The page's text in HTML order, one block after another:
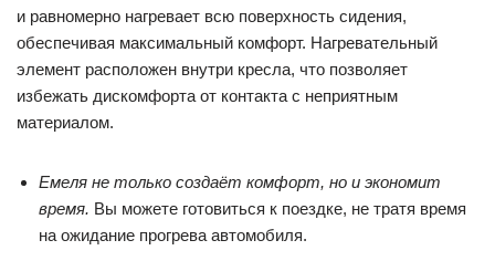
и равномерно нагревает всю поверхность сидения,
обеспечивая максимальный комфорт. Нагревательный
элемент расположен внутри кресла, что позволяет
избежать дискомфорта от контакта с неприятным
материалом.
Емеля не только создаёт комфорт, но и экономит
время. Вы можете готовиться к поездке, не тратя время
на ожидание прогрева автомобиля.